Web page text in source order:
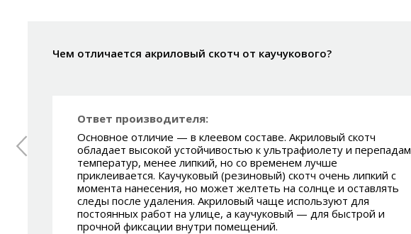
Чем отличается акриловый скотч от каучукового?
Ответ производителя:
Основное отличие — в клеевом составе. Акриловый скотч
обладает высокой устойчивостью к ультрафиолету и перепадам
температур, менее липкий, но со временем лучше
приклеивается. Каучуковый (резиновый) скотч очень липкий с
момента нанесения, но может желтеть на солнце и оставлять
следы после удаления. Акриловый чаще используют для
постоянных работ на улице, а каучуковый — для быстрой и
прочной фиксации внутри помещений.